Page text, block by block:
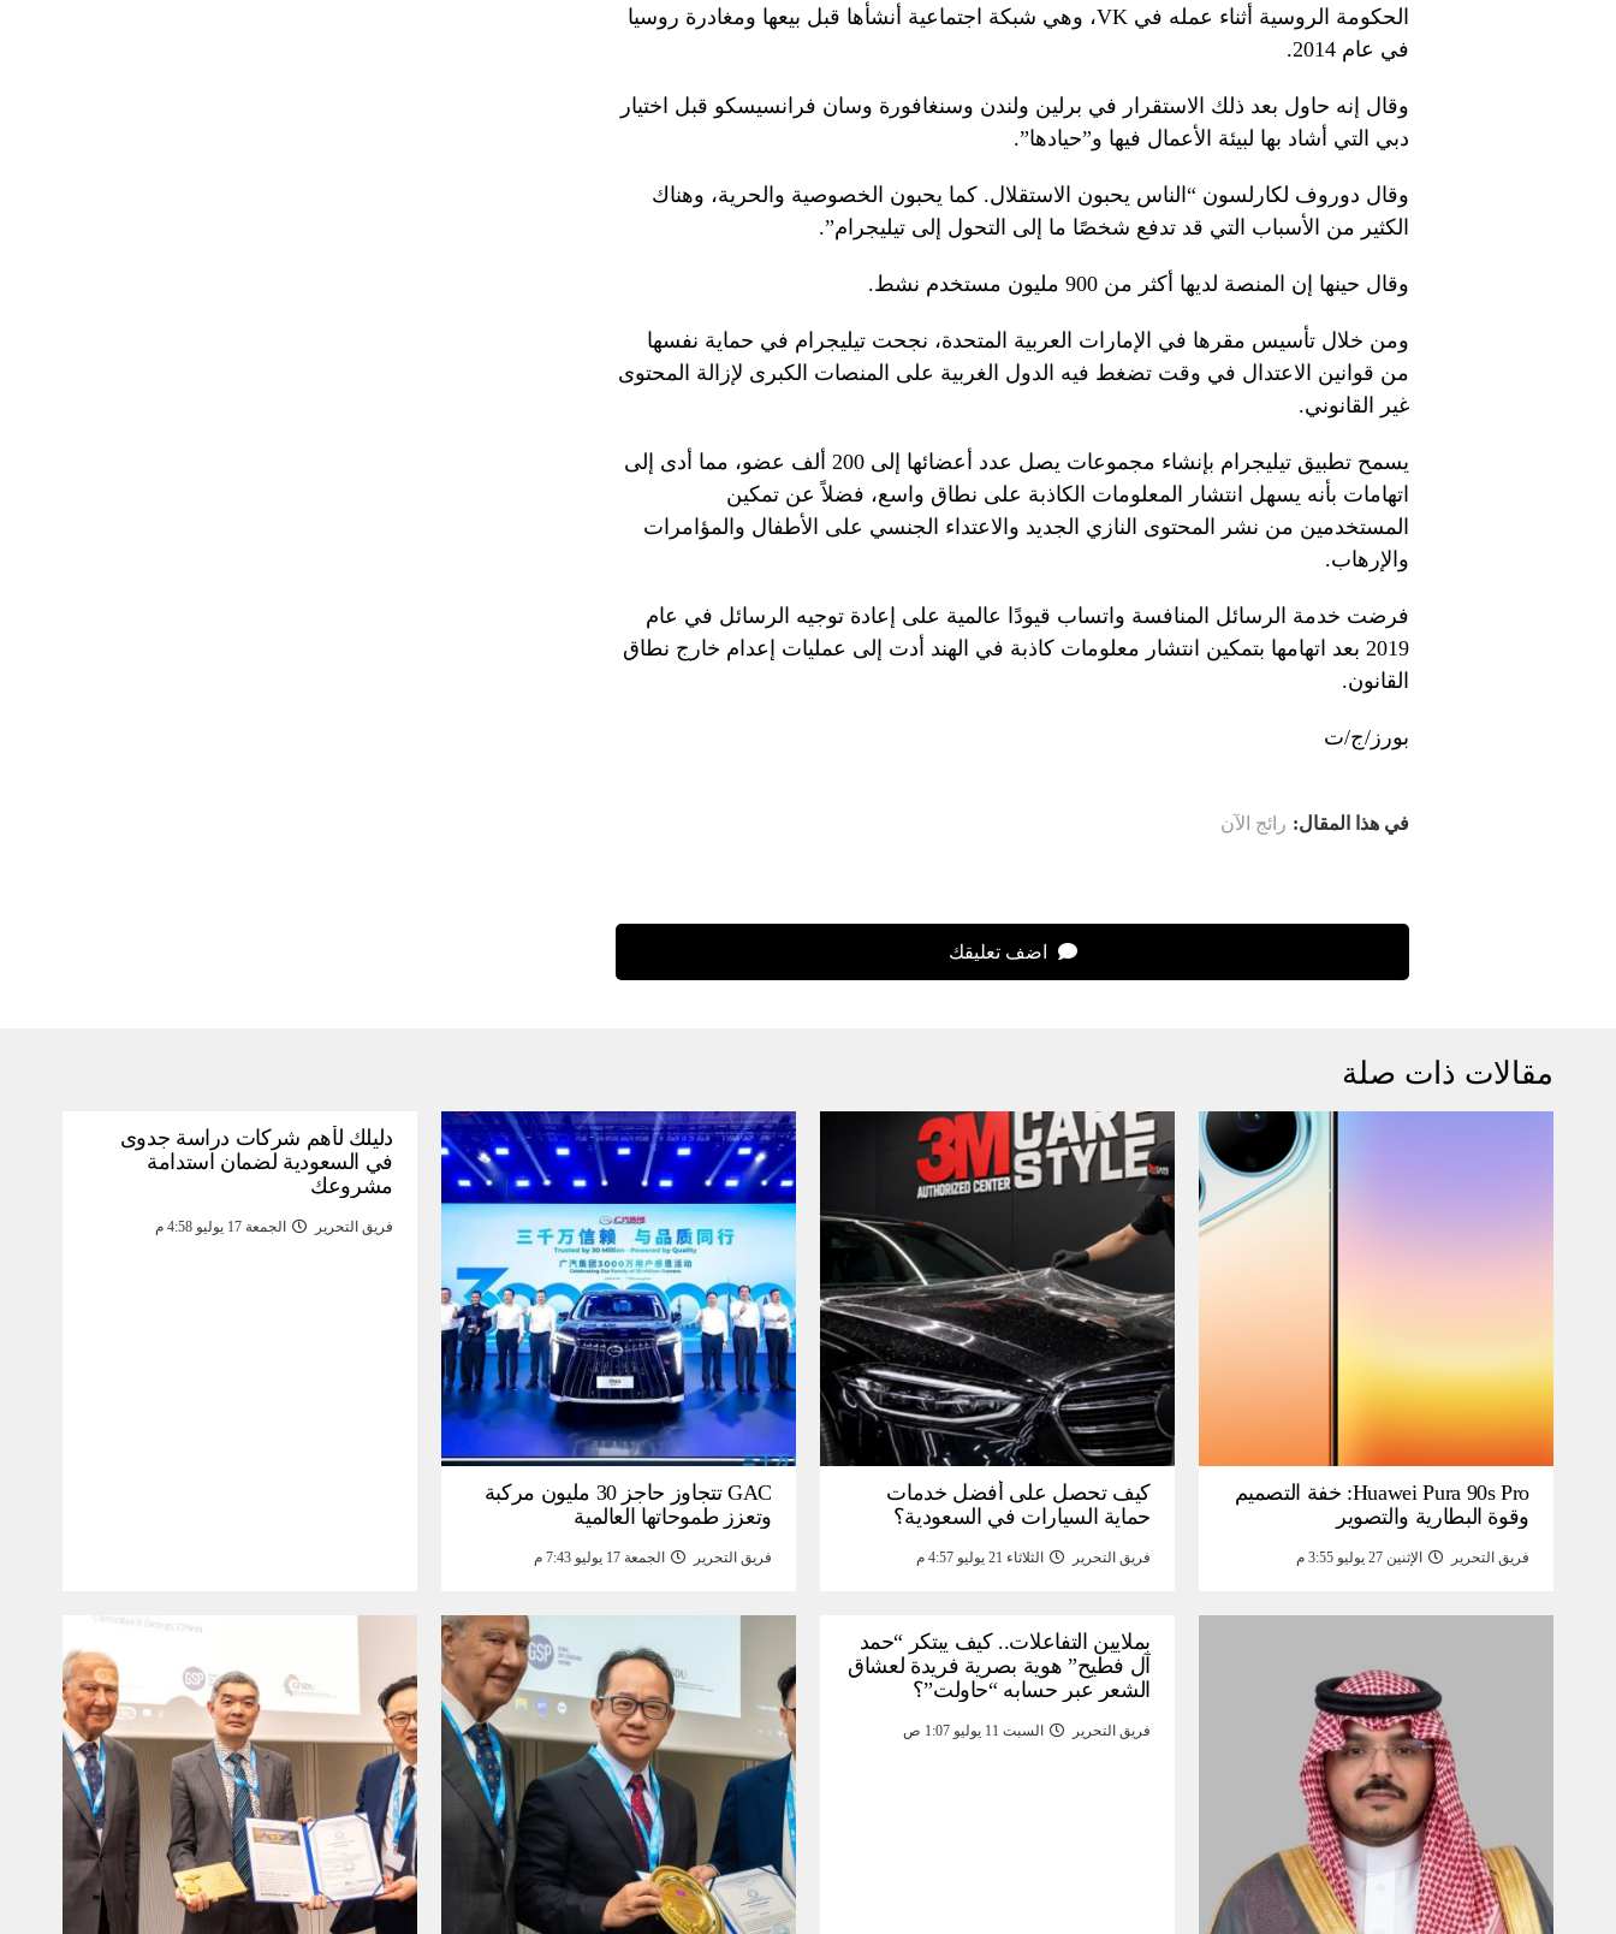
الحكومة الروسية أثناء عمله في VK، وهي شبكة اجتماعية أنشأها قبل بيعها ومغادرة روسيا
في عام 2014.
وقال إنه حاول بعد ذلك الاستقرار في برلين ولندن وسنغافورة وسان فرانسيسكو قبل اختيار
دبي التي أشاد بها لبيئة الأعمال فيها و”حيادها”.
وقال دوروف لكارلسون “الناس يحبون الاستقلال. كما يحبون الخصوصية والحرية، وهناك
الكثير من الأسباب التي قد تدفع شخصًا ما إلى التحول إلى تيليجرام”.
وقال حينها إن المنصة لديها أكثر من 900 مليون مستخدم نشط.
ومن خلال تأسيس مقرها في الإمارات العربية المتحدة، نجحت تيليجرام في حماية نفسها
من قوانين الاعتدال في وقت تضغط فيه الدول الغربية على المنصات الكبرى لإزالة المحتوى
غير القانوني.
يسمح تطبيق تيليجرام بإنشاء مجموعات يصل عدد أعضائها إلى 200 ألف عضو، مما أدى إلى
اتهامات بأنه يسهل انتشار المعلومات الكاذبة على نطاق واسع، فضلاً عن تمكين
المستخدمين من نشر المحتوى النازي الجديد والاعتداء الجنسي على الأطفال والمؤامرات
والإرهاب.
فرضت خدمة الرسائل المنافسة واتساب قيودًا عالمية على إعادة توجيه الرسائل في عام
2019 بعد اتهامها بتمكين انتشار معلومات كاذبة في الهند أدت إلى عمليات إعدام خارج نطاق
القانون.
بورز/ج/ت
في هذا المقال: رائج الآن
اضف تعليقك
مقالات ذات صلة
Huawei Pura 90s Pro: خفة التصميم
وقوة البطارية والتصوير
فريق التحرير الإثنين 27 يوليو 3:55 م
كيف تحصل على أفضل خدمات
حماية السيارات في السعودية؟
فريق التحرير الثلاثاء 21 يوليو 4:57 م
GAC تتجاوز حاجز 30 مليون مركبة
وتعزز طموحاتها العالمية
فريق التحرير الجمعة 17 يوليو 7:43 م
دليلك لأهم شركات دراسة جدوى
في السعودية لضمان استدامة
مشروعك
فريق التحرير الجمعة 17 يوليو 4:58 م
بملايين التفاعلات.. كيف يبتكر “حمد
آل فطيح” هوية بصرية فريدة لعشاق
الشعر عبر حسابه “حاولت”؟
فريق التحرير السبت 11 يوليو 1:07 ص